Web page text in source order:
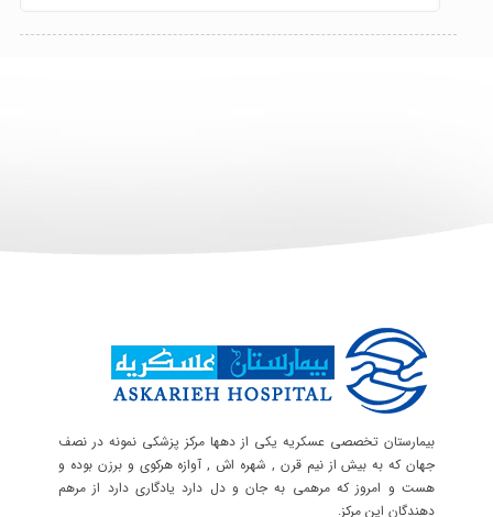
بیمارستان تخصصی عسکریه یکی از دهها مرکز پزشکی نمونه در نصف
جهان که به بیش از نیم قرن , شهره اش , آوازه هرکوی و برزن بوده و
هست و امروز که مرهمی به جان و دل دارد یادگاری دارد از مرهم
دهندگان این مرکز.